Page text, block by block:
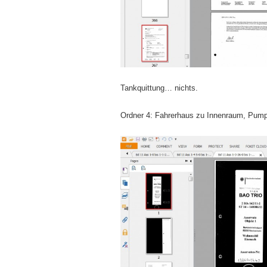
Tankquittung… nichts.
Ordner 4: Fahrerhaus zu Innenraum,